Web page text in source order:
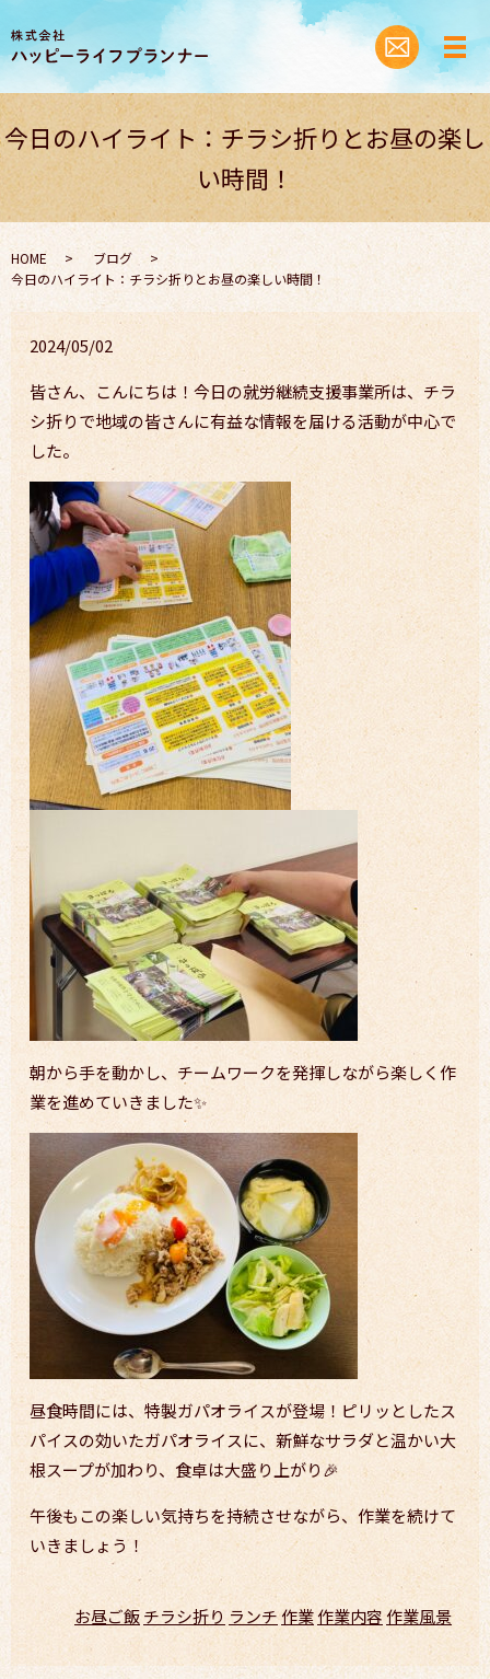
今日のハイライト：チラシ折りとお昼の楽し
い時間！
HOME
ブログ
今日のハイライト：チラシ折りとお昼の楽しい時間！
2024/05/02
皆さん、こんにちは！今日の就労継続支援事業所は、チラ
シ折りで地域の皆さんに有益な情報を届ける活動が中心で
した。
朝から手を動かし、チームワークを発揮しながら楽しく作
業を進めていきました✨
昼食時間には、特製ガパオライスが登場！ピリッとしたス
パイスの効いたガパオライスに、新鮮なサラダと温かい大
根スープが加わり、食卓は大盛り上がり🎉
午後もこの楽しい気持ちを持続させながら、作業を続けて
いきましょう！
お昼ご飯チラシ折り ランチ作業作業内容作業風景